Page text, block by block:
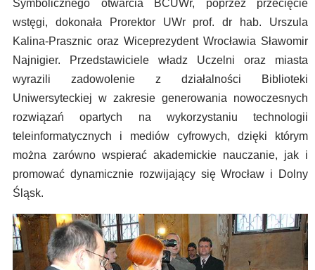
Symbolicznego otwarcia BCUWr, poprzez przecięcie
wstęgi, dokonała Prorektor UWr prof. dr hab. Urszula
Kalina-Prasznic oraz Wiceprezydent Wrocławia Sławomir
Najnigier. Przedstawiciele władz Uczelni oraz miasta
wyrazili zadowolenie z działalności Biblioteki
Uniwersyteckiej w zakresie generowania nowoczesnych
rozwiązań opartych na wykorzystaniu technologii
teleinformatycznych i mediów cyfrowych, dzięki którym
można zarówno wspierać akademickie nauczanie, jak i
promować dynamicznie rozwijający się Wrocław i Dolny
Śląsk.